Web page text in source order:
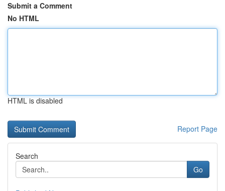
Submit a Comment
No HTML
HTML is disabled
Report Page
Search
Go